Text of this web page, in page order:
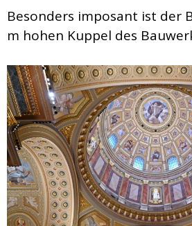
Besonders imposant ist der
m hohen Kuppel des